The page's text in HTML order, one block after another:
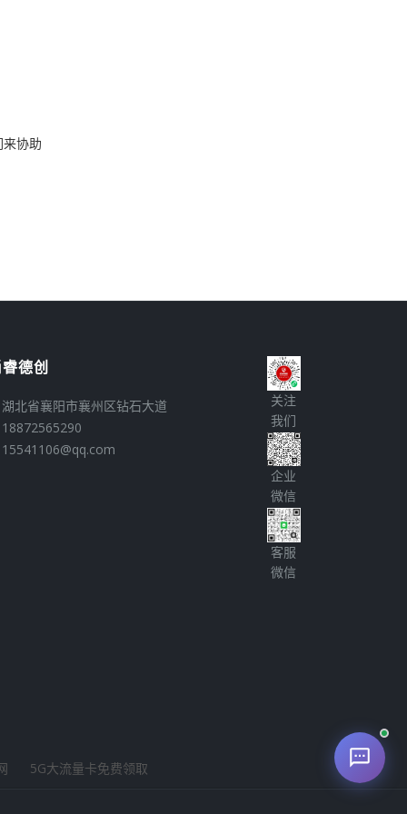
协助
德创
湖北省襄阳市襄州区钻石大道
18872565290
15541106@qq.com
关注
我们
企业
微信
客服
微信
5G大流量卡免费领取